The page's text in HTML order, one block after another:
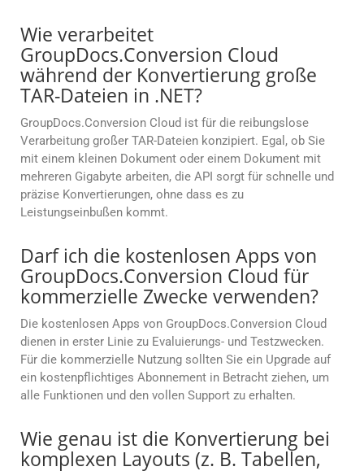
Wie verarbeitet
GroupDocs.Conversion Cloud
während der Konvertierung große
TAR-Dateien in .NET?
GroupDocs.Conversion Cloud ist für die reibungslose
Verarbeitung großer TAR-Dateien konzipiert. Egal, ob Sie
mit einem kleinen Dokument oder einem Dokument mit
mehreren Gigabyte arbeiten, die API sorgt für schnelle und
präzise Konvertierungen, ohne dass es zu
Leistungseinbußen kommt.
Darf ich die kostenlosen Apps von
GroupDocs.Conversion Cloud für
kommerzielle Zwecke verwenden?
Die kostenlosen Apps von GroupDocs.Conversion Cloud
dienen in erster Linie zu Evaluierungs- und Testzwecken.
Für die kommerzielle Nutzung sollten Sie ein Upgrade auf
ein kostenpflichtiges Abonnement in Betracht ziehen, um
alle Funktionen und den vollen Support zu erhalten.
Wie genau ist die Konvertierung bei
komplexen Layouts (z. B. Tabellen,